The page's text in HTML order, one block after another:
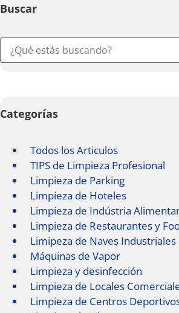
Buscar
Categorías
Todos los Articulos
TIPS de Limpieza Profesional
Limpieza de Parking
Limpieza de Hoteles
Limpieza de Indústria
Limpieza de Restaurantes y
Limipeza de Naves Industriales
Máquinas de Vapor
Limpieza y desinfección
Limpieza de Locales
Limpieza de Centros